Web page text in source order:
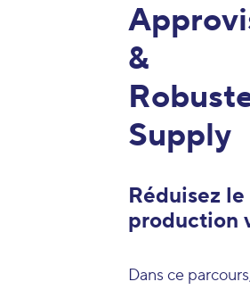
&
Supply
Réduisez
production
Dans ce